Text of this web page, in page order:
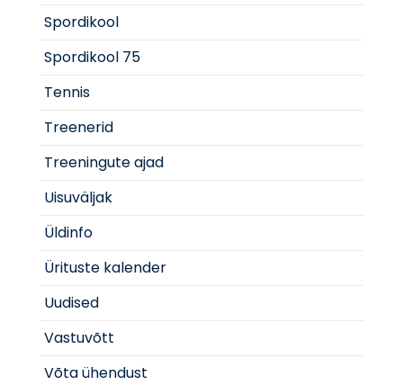
Spordikool
Spordikool 75
Tennis
Treenerid
Treeningute ajad
Uisuväljak
Üldinfo
Ürituste kalender
Uudised
Vastuvõtt
Võta ühendust